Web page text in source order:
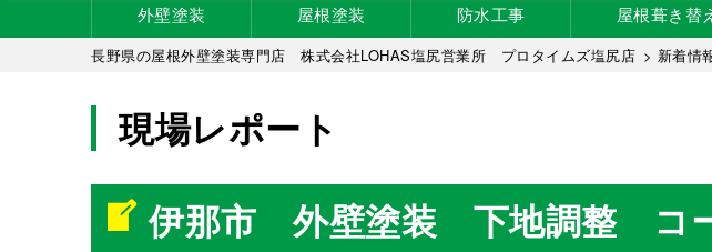
外壁塗装 屋根塗装 防水工事 屋根葺き替え
長野県の屋根外壁塗装専門店 株式会社LOHAS塩尻営業所 プロタイムズ塩尻店 > 新着情
現場レポート
伊那市 外壁塗装 下地調整 コ